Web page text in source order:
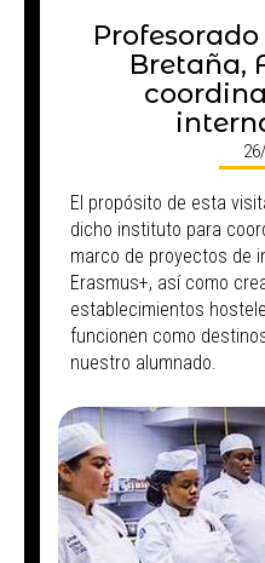
Bretaña,
El propósito de esta
dicho instituto para
marco de proyectos de
Erasmus+, así como
establecimientos
funcionen como
nuestro alumnado.